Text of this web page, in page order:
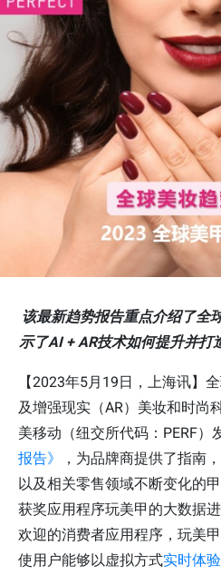
该最新趋势报告重点介绍了全
示了AI + AR技术如何提升并打
【2023年5月19日，上海讯】
及增强现实（AR）美妆和时
美移动（纽交所代码：PERF）
报告》
，为品牌商提供了指南
以及相关零售领域不断变化的
获奖应用程序玩美甲的大数据
欢迎的消费者应用程序，玩美
使用户能够以虚拟方式实时体